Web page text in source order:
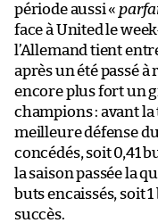
période aussi «
face à United le
l’Allemand tient
après un été passé
encore plus fort un
champions : avant
meilleure défense
concédés, soit 0,41
la saison passée la
buts encaissés, soit
succès.